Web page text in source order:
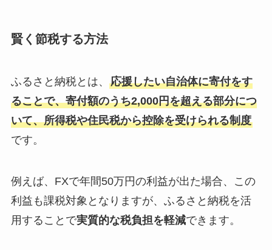
賢く節税する方法
ふるさと納税とは、 応援したい自治体に寄付をす
ることで、寄付額のうち2,000円を超える部分につ
いて、所得税や住民税から控除を受けられる制度
です。
例えば、FXで年間50万円の利益が出た場合、この
利益も課税対象となりますが、ふるさと納税を活
用することで実質的な税負担を軽減できます。